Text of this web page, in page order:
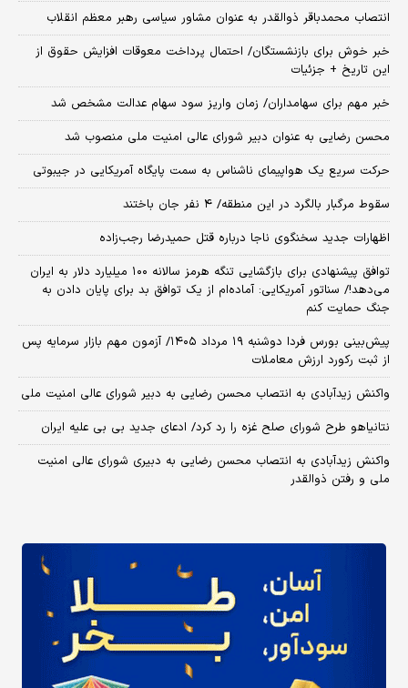
انتصاب محمدباقر ذوالقدر به عنوان مشاور سیاسی رهبر معظم انقلاب
خبر خوش برای بازنشستگان/ احتمال پرداخت معوقات افزایش حقوق از
این تاریخ + جزئیات
خبر مهم برای سهامداران/ زمان واریز سود سهام عدالت مشخص شد
محسن رضایی به عنوان دبیر شورای عالی امنیت ملی منصوب شد
حرکت سریع یک هواپیمای ناشناس به سمت پایگاه آمریکایی در جیبوتی
سقوط مرگبار بالگرد در این منطقه/ ۴ نفر جان باختند
اظهارات جدید سخنگوی ناجا درباره قتل حمیدرضا رجب‌زاده
توافق پیشنهادی برای بازگشایی تنگه هرمز سالانه ۱۰۰ میلیارد دلار به ایران
می‌دهد!/ سناتور آمریکایی: آماده‌ام از یک توافق بد برای پایان دادن به
جنگ حمایت کنم
​پیش‌بینی بورس فردا دوشنبه ۱۹ مرداد ۱۴۰۵/ آزمون مهم بازار سرمایه پس
از ثبت رکورد ارزش معاملات
واکنش زیدآبادی به انتصاب محسن رضایی به دبیر شورای عالی امنیت ملی
نتانیاهو طرح شورای صلح غزه را رد کرد/ ادعای جدید بی بی علیه ایران
واکنش زیدآبادی به انتصاب محسن رضایی به دبیری شورای عالی امنیت
ملی و رفتن ذوالقدر